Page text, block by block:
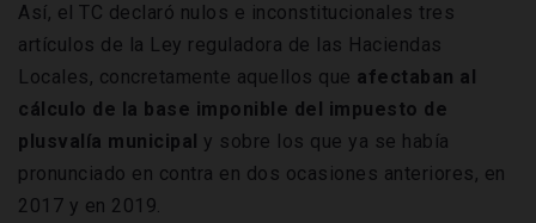
Así, el TC declaró nulos e inconstitucionales tres
artículos de la Ley reguladora de las Haciendas
Locales, concretamente aquellos que afectaban al
cálculo de la base imponible del impuesto de
plusvalía municipal y sobre los que ya se había
pronunciado en contra en dos ocasiones anteriores, en
2017 y en 2019.